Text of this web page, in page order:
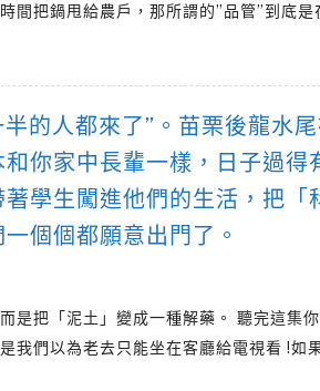
間把鍋甩給農戶，那所謂的”品管”到底是
的人都來了”。苗栗後龍水
你家中長輩一樣，日子過得
學生闖進他們的生活，把「
個個都願意出門了。
是把「泥土」變成一種解藥。 聽完這集
我們以為老去只能坐在客廳給電視看 !如